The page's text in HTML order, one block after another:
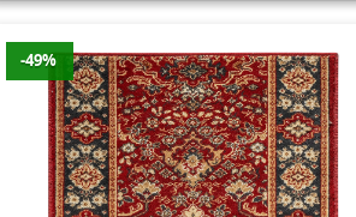
-49%